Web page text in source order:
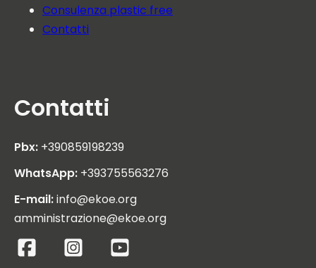
Consulenza plastic free
Contatti
Contatti
Pbx: +390859198239
WhatsApp: +393755563276
E-mail:info@ekoe.org
amministrazione@ekoe.org